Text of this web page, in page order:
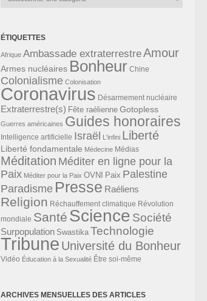
ÉTIQUETTES
Afrique Ambassade extraterrestreAmour
Armes nucléaires Bonheur Chine
Colonialisme Colonisation
Coronavirus Désarmement nucléaire
Extraterrestre(s) Fête raélienne Gotopless
Guerres américaines Guides honoraires
Intelligence artificielle Israël L'infini Liberté
Liberté fondamentale Médecine Médias
Méditation Méditer en ligne pour la
Paix Méditer pour la Paix OVNI Paix Palestine
Paradisme Presse Raéliens
Religion Réchauffement climatique Révolution
mondiale Santé Science Société
Surpopulation Swastika Technologie
Tribune Université du Bonheur
Vidéo Éducation à la Sexualité Être soi-même
ARCHIVES MENSUELLES DES ARTICLES